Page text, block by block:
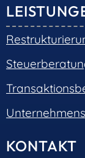
KONTAKT